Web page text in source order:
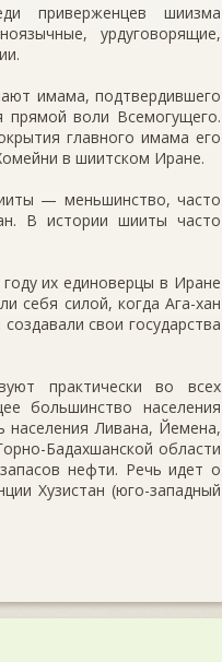
приверженцев шиизма
урдуговорящие,
имама, подтвердившего
воли Всемогущего.
главного имама его
в шиитском Иране.
— меньшинство, часто
В истории шииты часто
их единоверцы в Иране
себя силой, когда Ага-хан
свои государства
практически во всех
большинство населения
населения Ливана, Йемена,
Бадахшанской области
нефти. Речь идет о
Хузистан (юго-западный